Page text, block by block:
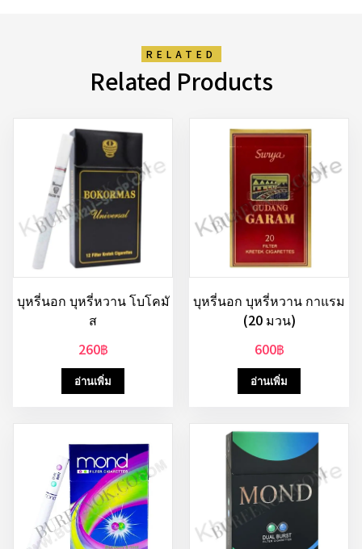
RELATED
Related Products
บุหรี่นอก บุหรี่หวาน โบโคมั
ส
260฿
อ่านเพิ่ม
บุหรี่นอก บุหรี่หวาน กาแรม
(20 มวน)
600฿
อ่านเพิ่ม